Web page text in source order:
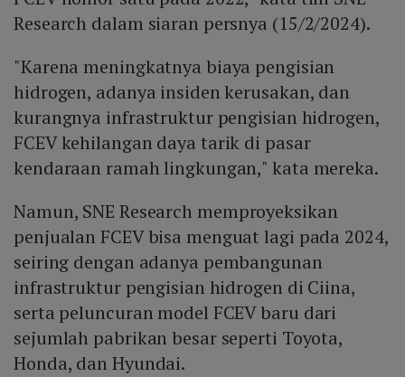
Research dalam siaran persnya (15/2/2024).
"Karena meningkatnya biaya pengisian
hidrogen, adanya insiden kerusakan, dan
kurangnya infrastruktur pengisian hidrogen,
FCEV kehilangan daya tarik di pasar
kendaraan ramah lingkungan," kata mereka.
Namun, SNE Research memproyeksikan
penjualan FCEV bisa menguat lagi pada 2024,
seiring dengan adanya pembangunan
infrastruktur pengisian hidrogen di Ciina,
serta peluncuran model FCEV baru dari
sejumlah pabrikan besar seperti Toyota,
Honda, dan Hyundai.